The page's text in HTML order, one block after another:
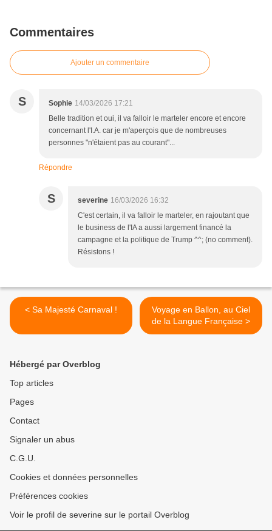
Commentaires
Ajouter un commentaire
S Sophie 14/03/2026 17:21
Belle tradition et oui, il va falloir le marteler encore et encore
concernant l'I.A. car je m'aperçois que de nombreuses
personnes "n'étaient pas au courant"...
Répondre
S severine 16/03/2026 16:32
C'est certain, il va falloir le marteler, en rajoutant que
le business de l'IA a aussi largement financé la
campagne et la politique de Trump ^^; (no comment).
Résistons !
< Sa Majesté Carnaval !
Voyage en Ballon, au Ciel
de la Langue Française >
Hébergé par Overblog
Top articles
Pages
Contact
Signaler un abus
C.G.U.
Cookies et données personnelles
Préférences cookies
Voir le profil de severine sur le portail Overblog